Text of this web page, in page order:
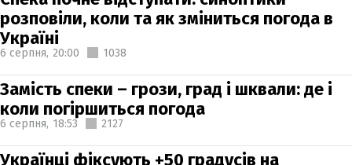
розповіли, коли та як зміниться погода в
Україні
6 серпня, 20:00 1038
Замість спеки – грози, град і шквали: де і
коли погіршиться погода
6 серпня, 18:53 2127
Українці фіксують +50 градусів на